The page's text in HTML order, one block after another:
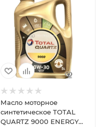
Масло моторное
синтетическое TOTAL
QUARTZ 9000 ENERGY